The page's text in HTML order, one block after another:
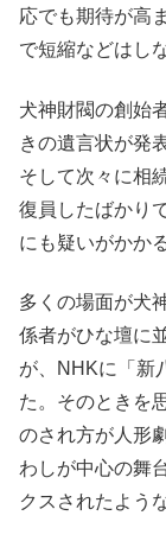
応でも期待が高
で短縮などはし
犬神財閥の創始
きの遺言状が発
そして次々に相
復員したばかり
にも疑いがかか
多くの場面が犬
係者がひな壇に
が、NHKに「新
た。そのときを
のされ方が人形
わしが中心の舞
クスされたよう